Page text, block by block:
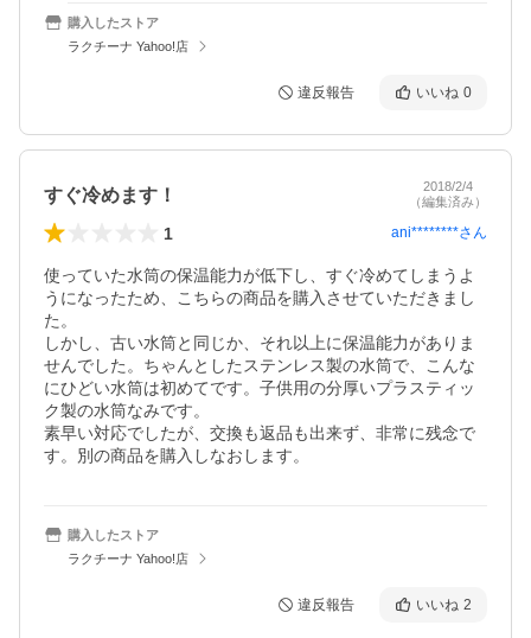
購入したストア
ラクチーナ Yahoo!店
違反報告 いいね 0
すぐ冷めます！
2018/2/4
（編集済み）
1 ani********さん
使っていた水筒の保温能力が低下し、すぐ冷めてしまうよ
うになったため、こちらの商品を購入させていただきまし
た。
しかし、古い水筒と同じか、それ以上に保温能力がありま
せんでした。ちゃんとしたステンレス製の水筒で、こんな
にひどい水筒は初めてです。子供用の分厚いプラスティッ
ク製の水筒なみです。
素早い対応でしたが、交換も返品も出来ず、非常に残念で
す。別の商品を購入しなおします。
購入したストア
ラクチーナ Yahoo!店
違反報告 いいね 2